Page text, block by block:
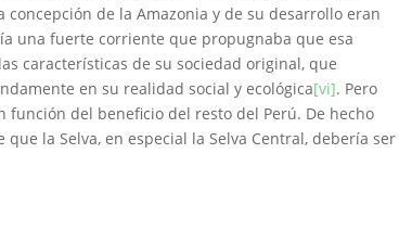
de la Amazonia y de su desarrollo eran
una fuerte corriente que propugnaba que esa
características de su sociedad original, que
en su realidad social y ecológica[vi]. Pero
del beneficio del resto del Perú. De hecho
la Selva, en especial la Selva Central, debería ser